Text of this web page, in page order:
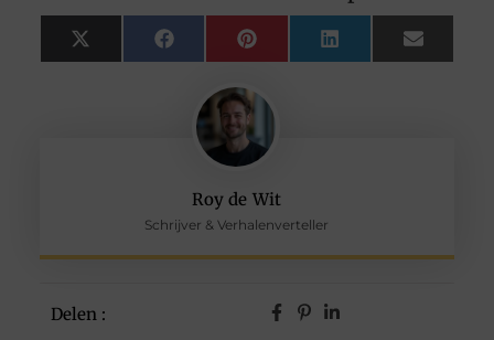
Roy de Wit
Schrijver & Verhalenverteller
Delen :
X
(Twitter)
FacebookPinterest LinkedIn Email